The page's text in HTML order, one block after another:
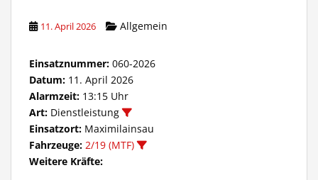
11. April 2026 Allgemein
Einsatznummer: 060-2026
Datum: 11. April 2026
Alarmzeit: 13:15 Uhr
Art: Dienstleistung
Einsatzort: Maximilainsau
Fahrzeuge: 2/19 (MTF)
Weitere Kräfte: